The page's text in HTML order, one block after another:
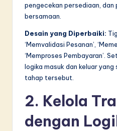
pengecekan persediaan, dan
bersamaan.
Desain yang Diperbaiki:
‘Memvalidasi Pesanan’,
‘Memproses Pembayaran’.
logika masuk dan keluar
tahap tersebut.
2. Kelola
dengan